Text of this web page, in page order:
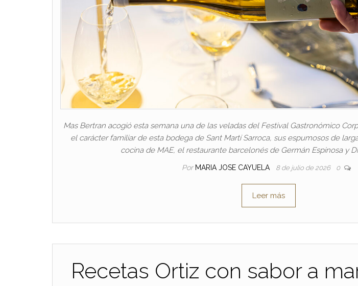
Mas Bertran acogió esta semana una de las veladas del Festival Gastronómico
el carácter familiar de esta bodega de Sant Martí Sarroca, sus espumosos de
cocina de MAE, el restaurante barcelonés de Germán Espinosa y
Por MARIA JOSE CAYUELA 8 de julio de 2026 0
Leer más
Recetas Ortiz con sabor a